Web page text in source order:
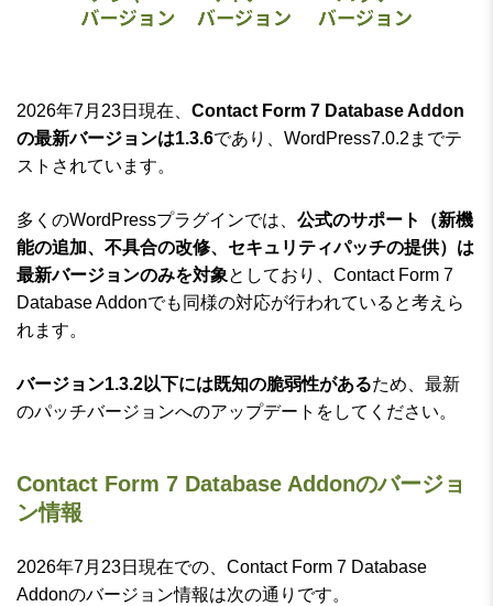
2026年7月23日現在、 Contact Form 7 Database Addon
の最新バージョンは1.3.6であり、WordPress7.0.2までテ
ストされています。
多くのWordPressプラグインでは、 公式のサポート（新機
能の追加、不具合の改修、セキュリティパッチの提供）は
最新バージョンのみを対象としており、Contact Form 7
Database Addonでも同様の対応が行われていると考えら
れます。
バージョン1.3.2以下には既知の脆弱性があるため、最新
のパッチバージョンへのアップデートをしてください。
Contact Form 7 Database Addonのバージョ
ン情報
2026年7月23日現在での、Contact Form 7 Database
Addonのバージョン情報は次の通りです。